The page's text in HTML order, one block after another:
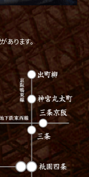
あります。